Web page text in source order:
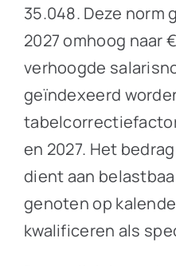
35.048. Deze norm
2027 omhoog naar
verhoogde
geïndexeerd
en 2027. Het
dient aan
genoten op
kwalificeren als